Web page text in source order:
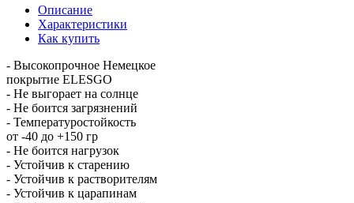
Описание
Характеристики
Как купить
- Высокопрочное Немецкое
покрытие ELESGO
- Не выгорает на солнце
- Не боится загрязнений
- Температуростойкость
от -40 до +150 гр
- Не боится нагрузок
- Устойчив к старению
- Устойчив к растворителям
- Устойчив к царапинам